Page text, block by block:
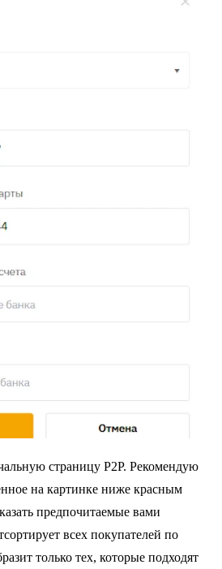
страницу P2P. Рекомендую
на картинке ниже красным
предпочитаемые вами
всех покупателей по
только тех, которые подходят